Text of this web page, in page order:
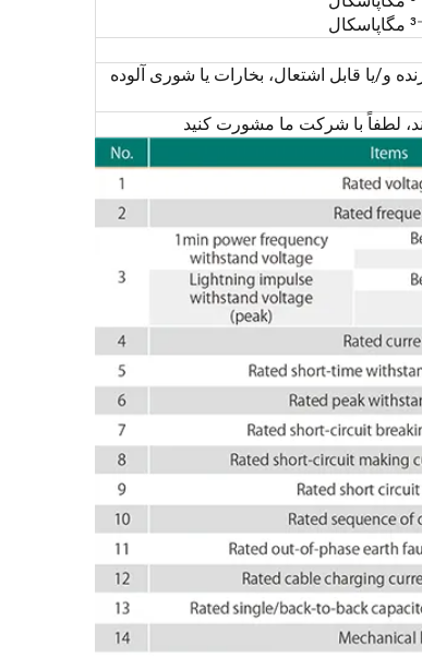
و/یا قابل اشتعال، بخارات یا شوری آلوده
لطفاً با شرکت ما مشورت کنید